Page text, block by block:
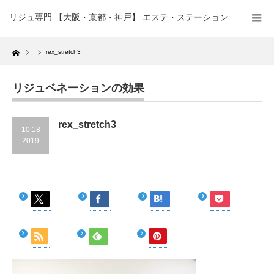
リジュ専門 【大阪・京都・神戸】 エステ・ステーション
Home rex_stretch3
リジュベネーションの効果
10.18
2019
rex_stretch3